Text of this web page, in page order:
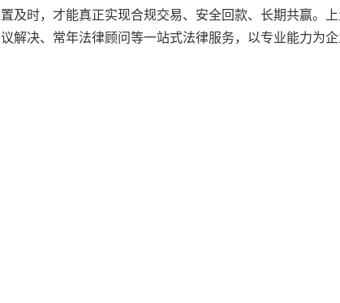
及时，才能真正实现合规交易、安全回款、长期共赢。
解决、常年法律顾问等一站式法律服务，以专业能力为企